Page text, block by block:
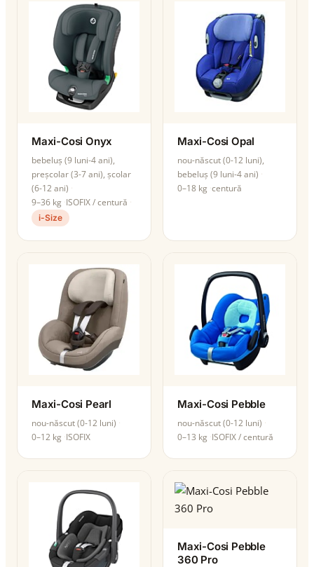
Maxi-Cosi Onyx
bebeluș (9 luni-4 ani),
preșcolar (3-7 ani), școlar
(6-12 ani)
9–36 kg ISOFIX / centură
i-Size
Maxi-Cosi Opal
nou-născut (0-12 luni),
bebeluș (9 luni-4 ani)
0–18 kg centură
Maxi-Cosi Pearl
nou-născut (0-12 luni)
0–12 kg ISOFIX
Maxi-Cosi Pebble
nou-născut (0-12 luni)
0–13 kg ISOFIX / centură
Maxi-Cosi Pebble
360 Pro